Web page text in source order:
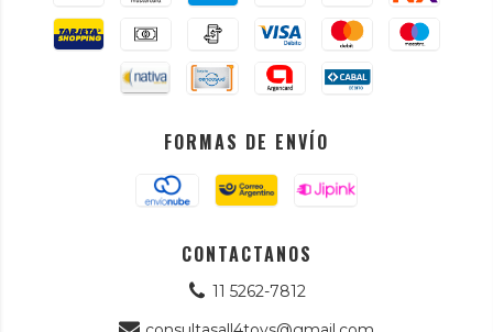
FORMAS DE ENVÍO
CONTACTANOS
11 5262-7812